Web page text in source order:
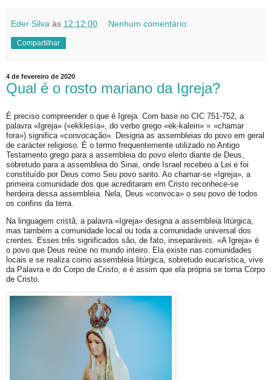
Eder Silva às 12:12:00 Nenhum comentário:
Compartilhar
4 de fevereiro de 2020
Qual é o rosto mariano da Igreja?
É preciso compreender o que é Igreja. Com base no CIC 751-752, a
palavra «Igreja» («ekklesía», do verbo grego «ek-kalein» = «chamar
fora») significa «convocação». Designa as assembleias do povo em geral
de carácter religioso. É o termo frequentemente utilizado no Antigo
Testamento grego para a assembleia do povo eleito diante de Deus,
sobretudo para a assembleia do Sinai, onde Israel recebeu a Lei e foi
constituído por Deus como Seu povo santo. Ao chamar-se «Igreja», a
primeira comunidade dos que acreditaram em Cristo reconhece-se
herdeira dessa assembleia. Nela, Deus «convoca» o seu povo de todos
os confins da terra.
Na linguagem cristã, a palavra «Igreja» designa a assembleia litúrgica,
mas também a comunidade local ou toda a comunidade universal dos
crentes. Esses três significados são, de fato, inseparáveis. «A Igreja» é
o povo que Deus reúne no mundo inteiro. Ela existe nas comunidades
locais e se realiza como assembleia litúrgica, sobretudo eucarística, vive
da Palavra e do Corpo de Cristo, e é assim que ela própria se torna Corpo
de Cristo.